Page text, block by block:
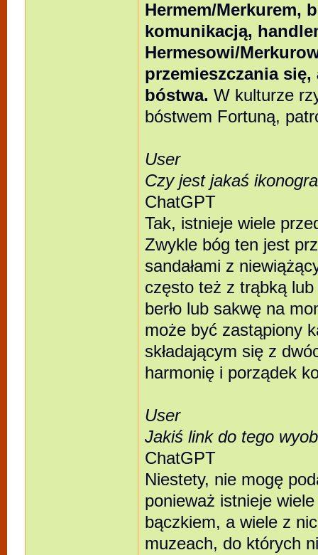
Hermem/Merkurem,
komunikacją,
Hermesowi/
przemieszczania
bóstwa. W kulturze
bóstwem Fortuną,
User
Czy jest jakaś
ChatGPT
Tak, istnieje wiele
Zwykle bóg ten jest
sandałami z
często też z trąbką
berło lub sakwę na
może być zastąpiony
składającym się z
harmonię i porządek
User
Jakiś link do tego
ChatGPT
Niestety, nie mogę
ponieważ istnieje
bączkiem, a wiele z
muzeach, do których